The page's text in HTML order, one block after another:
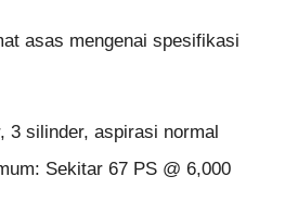
asas mengenai spesifikasi
3 silinder, aspirasi normal
Sekitar 67 PS @ 6,000